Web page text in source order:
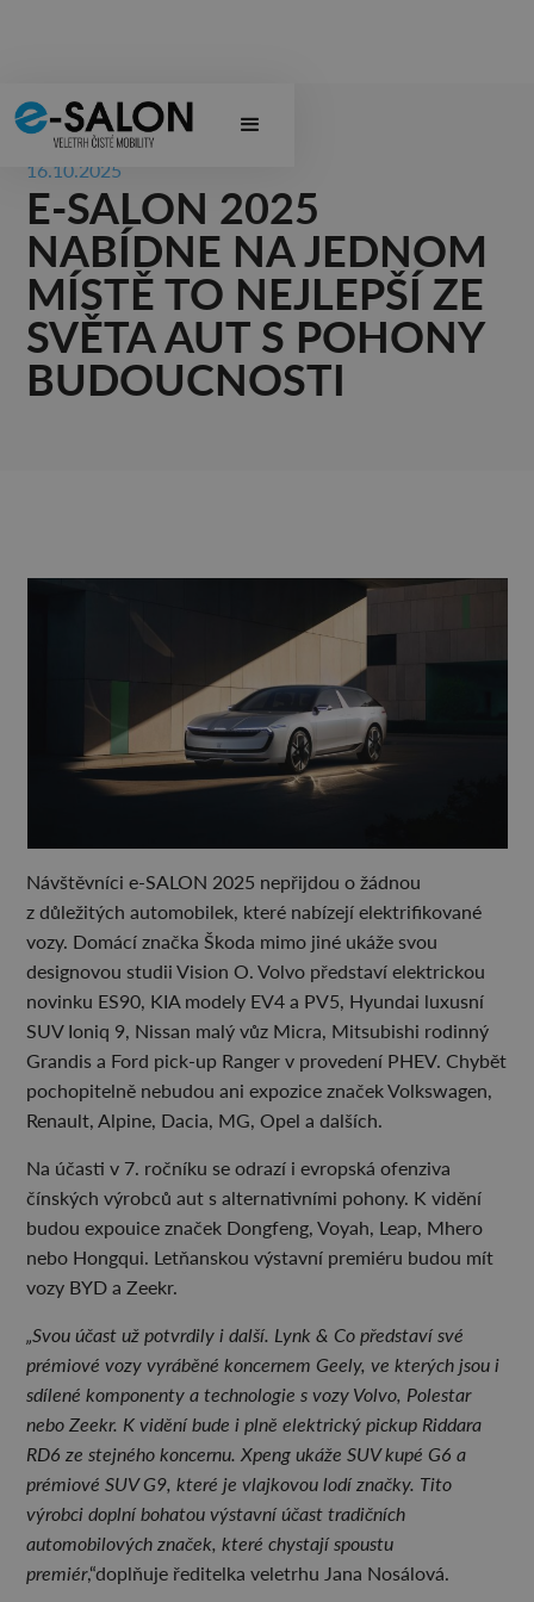
16.10.2025
E-SALON 2025
NABÍDNE NA JEDNOM
MÍSTĚ TO NEJLEPŠÍ ZE
SVĚTA AUT S POHONY
BUDOUCNOSTI
Návštěvníci e-SALON 2025 nepřijdou o žádnou
z důležitých automobilek, které nabízejí elektrifikované
vozy. Domácí značka Škoda mimo jiné ukáže svou
designovou studii Vision O. Volvo představí elektrickou
novinku ES90, KIA modely EV4 a PV5, Hyundai luxusní
SUV Ioniq 9, Nissan malý vůz Micra, Mitsubishi rodinný
Grandis a Ford pick-up Ranger v provedení PHEV. Chybět
pochopitelně nebudou ani expozice značek Volkswagen,
Renault, Alpine, Dacia, MG, Opel a dalších.
Na účasti v 7. ročníku se odrazí i evropská ofenziva
čínských výrobců aut s alternativními pohony. K vidění
budou expouice značek Dongfeng, Voyah, Leap, Mhero
nebo Hongqui. Letňanskou výstavní premiéru budou mít
vozy BYD a Zeekr.
„Svou účast už potvrdily i další. Lynk & Co představí své
prémiové vozy vyráběné koncernem Geely, ve kterých jsou i
sdílené komponenty a technologie s vozy Volvo, Polestar
nebo Zeekr. K vidění bude i plně elektrický pickup Riddara
RD6 ze stejného koncernu. Xpeng ukáže SUV kupé G6 a
prémiové SUV G9, které je vlajkovou lodí značky. Tito
výrobci doplní bohatou výstavní účast tradičních
automobilových značek, které chystají spoustu
premiér,“doplňuje ředitelka veletrhu Jana Nosálová.